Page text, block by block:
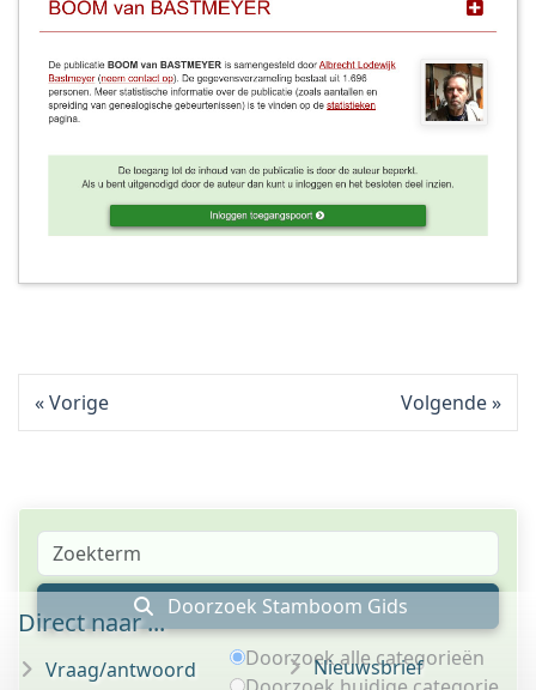
Vorige Volgende
Doorzoek Stamboom Gids
Doorzoek alle categorieën
Direct naar ...
Vraag/antwoord
Nieuwsbrief